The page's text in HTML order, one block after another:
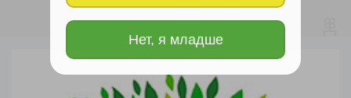
Нет, я младше